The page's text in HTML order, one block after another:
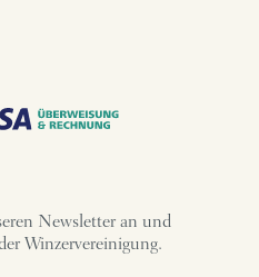
Newsletter an und
Winzervereinigung.